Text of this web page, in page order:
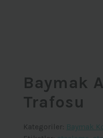
Baymak
Trafosu
Kategoriler: Baymak